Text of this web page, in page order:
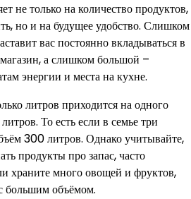
не только на количество продуктов,
но и на будущее удобство. Слишком
вас постоянно вкладываться в
а слишком большой –
энергии и места на кухне.
литров приходится на одного
То есть если в семье три
300 литров. Однако учитывайте,
продукты про запас, часто
храните много овощей и фруктов,
большим объёмом.